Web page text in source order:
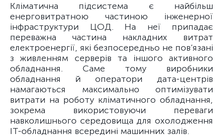
Кліматична підсистема є найбільш
енерговитратною частиною інженерної
інфраструктури ЦОД. На неї припадає
переважна частина накладних витрат
електроенергії, які безпосередньо не пов’язані
з живленням серверів та іншого активного
обладнання. Саме тому виробники
обладнання й оператори дата-центрів
намагаються максимально оптимізувати
витрати на роботу кліматичного обладнання,
зокрема використовуючи переваги
навколишнього середовища для охолодження
ІТ-обладнання всередині машинних залів.